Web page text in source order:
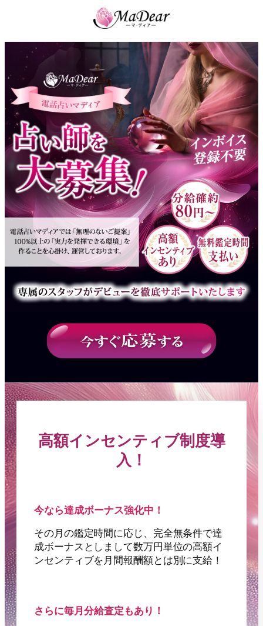
高額インセンティブ制度導
入！
今なら達成ボーナス強化中！
その月の鑑定時間に応じ、完全無条件で達
成ボーナスとしまして数万円単位の高額イ
ンセンティブを月間報酬額とは別に支給！
さらに毎月分給査定もあり！